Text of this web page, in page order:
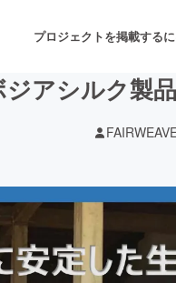
プロジェクトを掲載する
音楽
ゲーム・サービス開発
アシルク製